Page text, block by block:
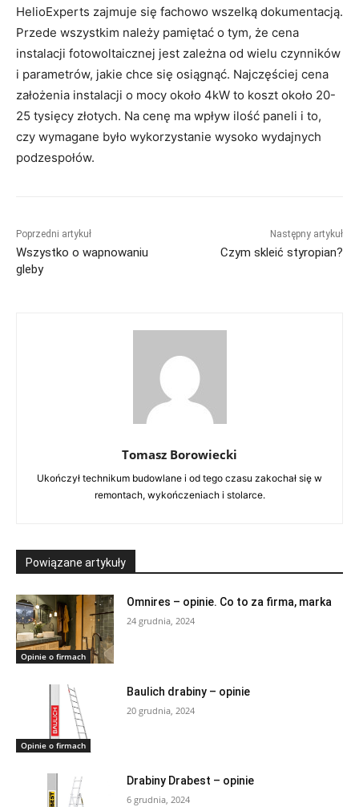
HelioExperts zajmuje się fachowo wszelką dokumentacją.
Przede wszystkim należy pamiętać o tym, że cena
instalacji fotowoltaicznej jest zależna od wielu czynników
i parametrów, jakie chce się osiągnąć. Najczęściej cena
założenia instalacji o mocy około 4kW to koszt około 20-
25 tysięcy złotych. Na cenę ma wpływ ilość paneli i to,
czy wymagane było wykorzystanie wysoko wydajnych
podzespołów.
Poprzedni artykuł
Wszystko o wapnowaniu
gleby
Następny artykuł
Czym skleić styropian?
Tomasz Borowiecki
Ukończył technikum budowlane i od tego czasu zakochał się w
remontach, wykończeniach i stolarce.
Powiązane artykuły
Opinie o firmach
Omnires – opinie. Co to za firma, marka
24 grudnia, 2024
Opinie o firmach
Baulich drabiny – opinie
20 grudnia, 2024
Drabiny Drabest – opinie
6 grudnia, 2024